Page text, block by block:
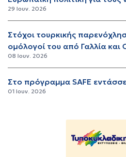
29 Ιουν. 2026
Στόχοι τουρκικής
ομόλογοί του από Γαλλία και
08 Ιουν. 2026
Στο πρόγραμμα SAFE
01 Ιουν. 2026